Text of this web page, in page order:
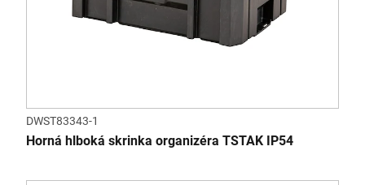
DWST83343-1
Horná hlboká skrinka organizéra TSTAK IP54